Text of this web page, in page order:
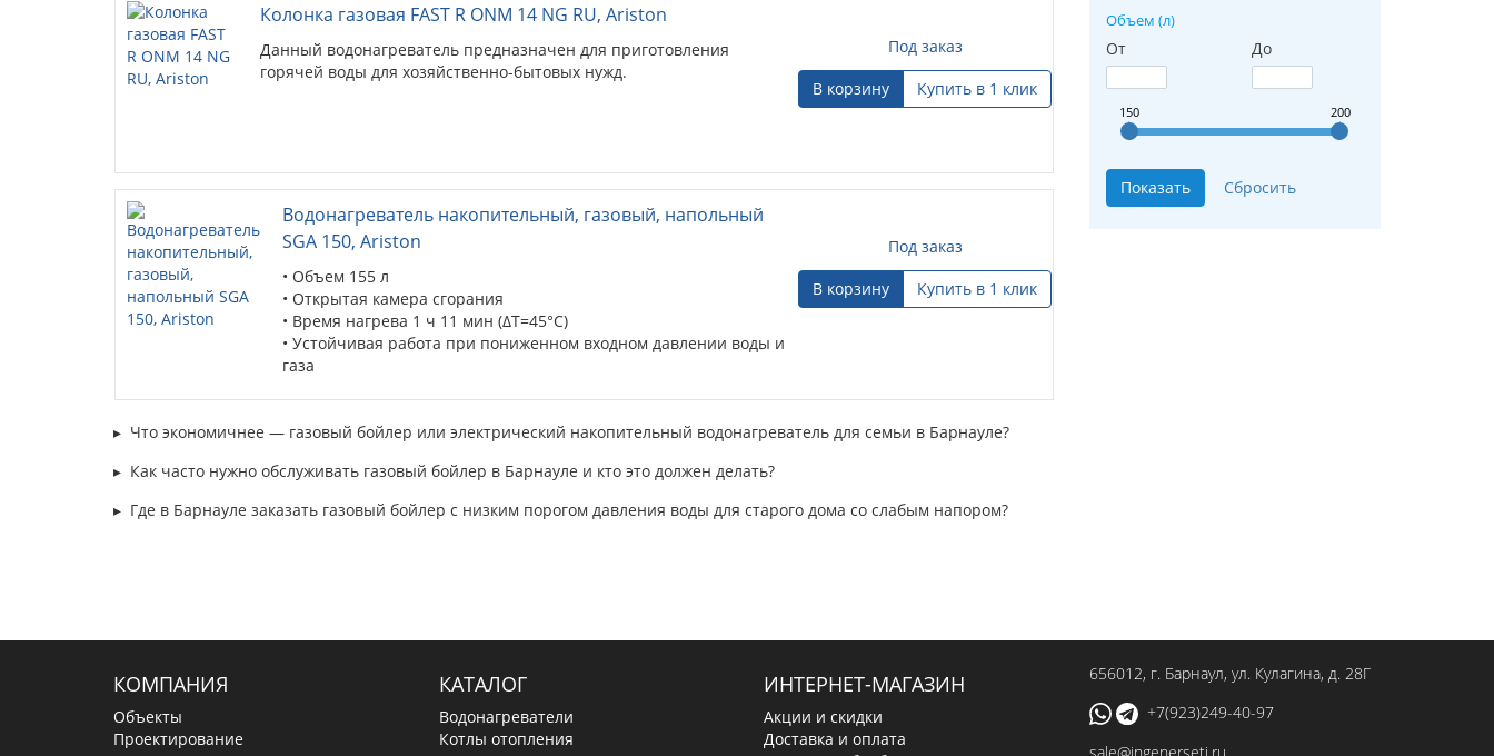
Объем (л)
От До
150 200
на 15-20%
• Высокостойкое эмалевое покрытие внутренней поверхности...
Колонка газовая FAST R ONM 14 NG RU, Ariston
Данный водонагреватель предназначен для приготовления
горячей воды для хозяйственно-бытовых нужд.
Под заказ
В корзину
Купить в 1 клик
Водонагреватель накопительный, газовый, напольный
SGA 150, Ariston
• Объем 155 л
• Открытая камера сгорания
• Время нагрева 1 ч 11 мин (∆Т=45°С)
• Устойчивая работа при пониженном входном давлении воды и
газа
потери тепла
• Высокостойкое эмалевое покрытие внутренней поверхности...
Под заказ
В корзину
Купить в 1 клик
Что экономичнее — газовый бойлер или электрический накопительный водонагреватель для семьи в Барнауле?
Как часто нужно обслуживать газовый бойлер в Барнауле и кто это должен делать?
Где в Барнауле заказать газовый бойлер с низким порогом давления воды для старого дома со слабым напором?
КОМПАНИЯ
Объекты
Проектирование
КАТАЛОГ
Водонагреватели
Котлы отопления
ИНТЕРНЕТ-МАГАЗИН
Акции и скидки
Доставка и оплата
656012, г. Барнаул, ул. Кулагина, д. 28Г
+7(923)249-40-97